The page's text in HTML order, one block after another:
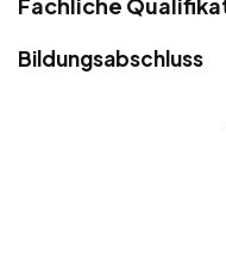
Bildungsabschluss